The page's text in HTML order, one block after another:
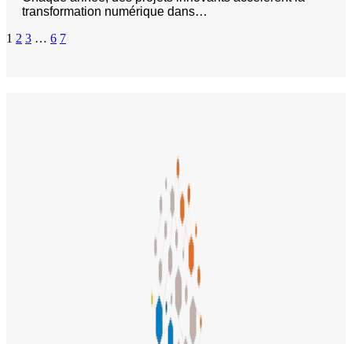
transformation numérique dans…
1 2 3 … 6 7